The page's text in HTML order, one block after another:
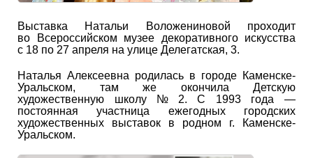
Выставка Натальи Воложениновой проходит
во Всероссийском музее декоративного искусства
с 18 по 27 апреля на улице Делегатская, 3.
Наталья Алексеевна родилась в городе Каменске-
Уральском, там же окончила Детскую
художественную школу № 2. С 1993 года —
постоянная участница ежегодных городских
художественных выставок в родном г. Каменске-
Уральском.